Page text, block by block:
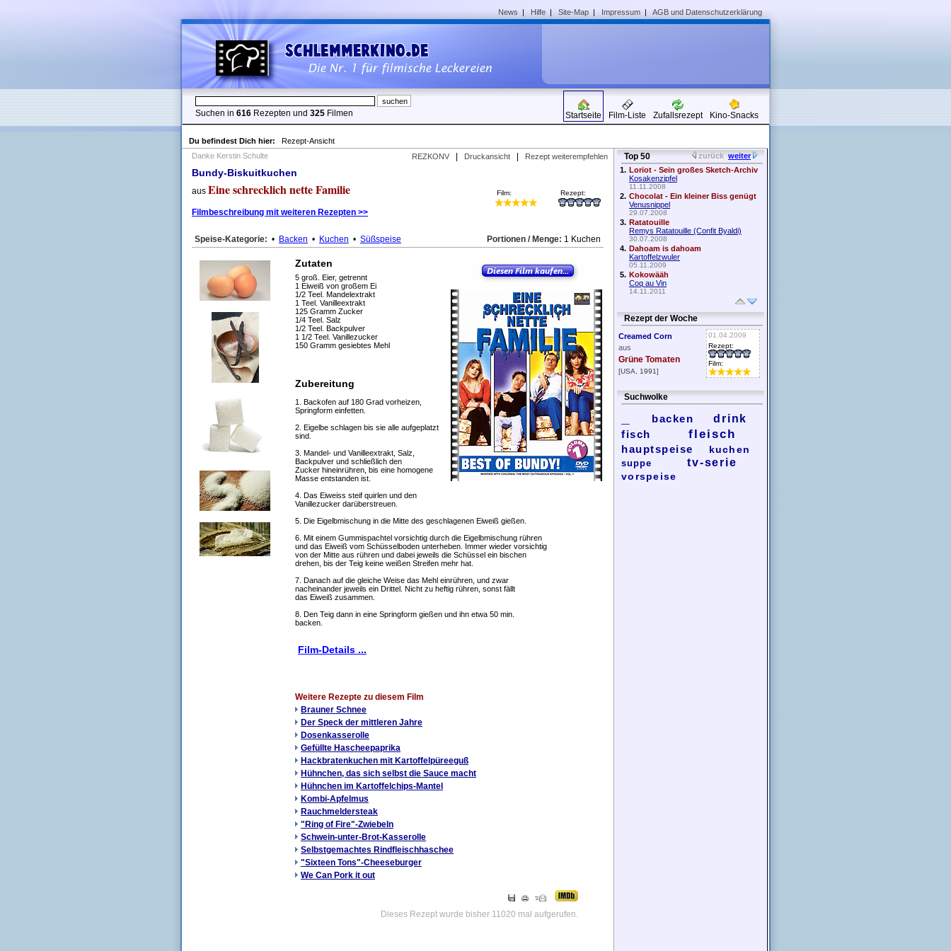
News | Hilfe | Site-Map | Impressum | AGB und Datenschutzerklärung
Suchen in 616 Rezepten und 325 Filmen Startseite Film-Liste Zufallsrezept Kino-Snacks
Du befindest Dich hier:
Rezept-Ansicht
REZKONV
Druckansicht Rezept weiterempfehlen
Danke Kerstin Schulte
Bundy-Biskuitkuchen
aus Eine schrecklich nette Familie
Filmbeschreibung mit weiteren Rezepten >>
Rezept:
Film:
Speise-Kategorie: • Backen • Kuchen • Süßspeise Portionen / Menge: 1 Kuchen
Zutaten
5 groß. Eier, getrennt
1 Eiweiß von großem Ei
1/2 Teel. Mandelextrakt
1 Teel. Vanilleextrakt
125 Gramm Zucker
1/4 Teel. Salz
1/2 Teel. Backpulver
1 1/2 Teel. Vanillezucker
150 Gramm gesiebtes Mehl
Zubereitung
1. Backofen auf 180 Grad vorheizen,
Springform einfetten.
2. Eigelbe schlagen bis sie alle aufgeplatzt
sind.
3. Mandel- und Vanilleextrakt, Salz,
Backpulver und schließlich den
Zucker hineinrühren, bis eine homogene
Masse entstanden ist.
4. Das Eiweiss steif quirlen und den
Vanillezucker darüberstreuen.
5. Die Eigelbmischung in die Mitte des geschlagenen Eiweiß gießen.
6. Mit einem Gummispachtel vorsichtig durch die Eigelbmischung rühren
und das Eiweiß vom Schüsselboden unterheben. Immer wieder vorsichtig
von der Mitte aus rühren und dabei jeweils die Schüssel ein bischen
drehen, bis der Teig keine weißen Streifen mehr hat.
7. Danach auf die gleiche Weise das Mehl einrühren, und zwar
nacheinander jeweils ein Drittel. Nicht zu heftig rühren, sonst fällt
das Eiweiß zusammen.
8. Den Teig dann in eine Springform gießen und ihn etwa 50 min.
backen.
Film-Details ...
Weitere Rezepte zu diesem Film
Brauner Schnee
Der Speck der mittleren Jahre
Dosenkasserolle
Gefüllte Hascheepaprika
Hackbratenkuchen mit Kartoffelpüreeguß
Hühnchen, das sich selbst die Sauce macht
Hühnchen im Kartoffelchips-Mantel
Kombi-Apfelmus
Rauchmeldersteak
"Ring of Fire"-Zwiebeln
Schwein-unter-Brot-Kasserolle
Selbstgemachtes Rindfleischhaschee
"Sixteen Tons"-Cheeseburger
We Can Pork it out
Dieses Rezept wurde bisher 11020 mal aufgerufen.
zurück weiter
Top 50
1. Loriot - Sein großes Sketch-Archiv
Kosakenzipfel
11.11.2008
2. Chocolat - Ein kleiner Biss genügt
Venusnippel
29.07.2008
3. Ratatouille
Remys Ratatouille (Confit Byaldi)
30.07.2008
4. Dahoam is dahoam
Kartoffelzwuler
05.11.2009
5. Kokowääh
Coq au Vin
14.11.2011
Rezept der Woche
01.04.2009
Rezept:
Film:
Creamed Corn
aus
Grüne Tomaten
[USA, 1991]
Suchwolke
backen
drink
fisch
fleisch
hauptspeise kuchen
suppe tv-serie
vorspeise